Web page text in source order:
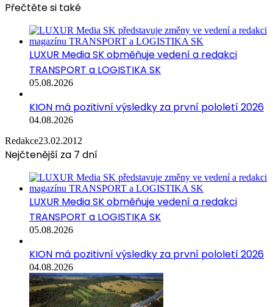
Přečtěte si také
LUXUR Media SK obměňuje vedení a redakci
TRANSPORT a LOGISTIKA SK
05.08.2026
KION má pozitivní výsledky za první pololetí 2026
04.08.2026
Redakce23.02.2012
Nejčtenější za 7 dní
LUXUR Media SK obměňuje vedení a redakci
TRANSPORT a LOGISTIKA SK
05.08.2026
KION má pozitivní výsledky za první pololetí 2026
04.08.2026